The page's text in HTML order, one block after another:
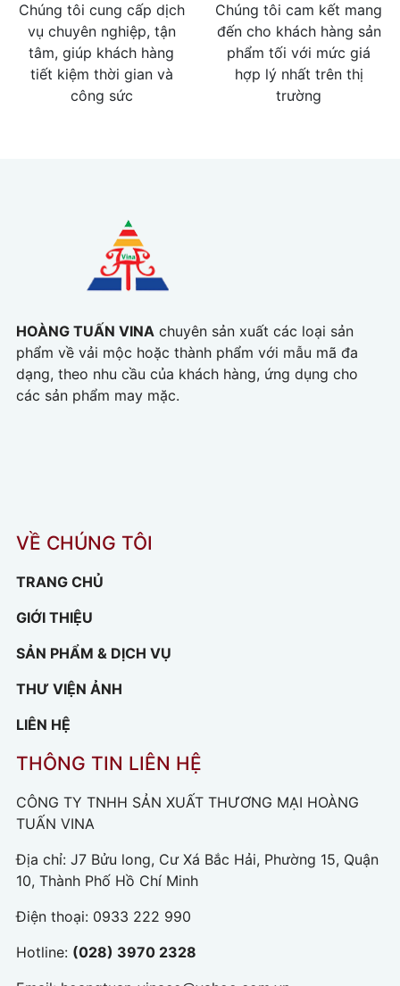
Chúng tôi cung cấp dịch
vụ chuyên nghiệp, tận
tâm, giúp khách hàng
tiết kiệm thời gian và
công sức
Chúng tôi cam kết mang
đến cho khách hàng sản
phẩm tối với mức giá
hợp lý nhất trên thị
trường
HOÀNG TUẤN VINA chuyên sản xuất các loại sản
phẩm về vải mộc hoặc thành phẩm với mẫu mã đa
dạng, theo nhu cầu của khách hàng, ứng dụng cho
các sản phẩm may mặc.
VỀ CHÚNG TÔI
TRANG CHỦ
GIỚI THIỆU
SẢN PHẨM & DỊCH VỤ
THƯ VIỆN ẢNH
LIÊN HỆ
THÔNG TIN LIÊN HỆ
CÔNG TY TNHH SẢN XUẤT THƯƠNG MẠI HOÀNG
TUẤN VINA
Địa chỉ: J7 Bửu long, Cư Xá Bắc Hải, Phường 15, Quận
10, Thành Phố Hồ Chí Minh
Điện thoại: 0933 222 990
Hotline: (028) 3970 2328